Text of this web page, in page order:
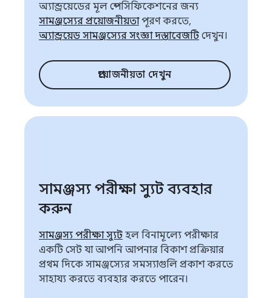
অ্যান্ড্রয়েডের মূল স্পেসিফিকেশনের জন্য
সামঞ্জস্যের প্রয়োজনীয়তাপূরণ করতে,
অ্যান্ড্রয়েড সামঞ্জস্যের সংজ্ঞা দস্তাবেজটি দেখুন।
প্রয়োজনীয়তা দেখুন
সামঞ্জস্য পরীক্ষা স্যুট ব্যবহার
করুন
সামঞ্জস্য পরীক্ষা স্যুট হল বিনামূল্যে পরীক্ষার
একটি সেট যা আপনি আপনার বিকাশ প্রক্রিয়ার
প্রথম দিকে সামঞ্জস্যের সমস্যাগুলি প্রকাশ করতে
সাহায্য করতে ব্যবহার করতে পারেন।